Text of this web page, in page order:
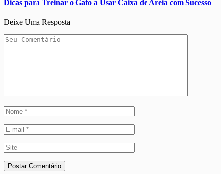
Dicas para Treinar o Gato a Usar Caixa de Areia com Sucesso
Deixe Uma Resposta